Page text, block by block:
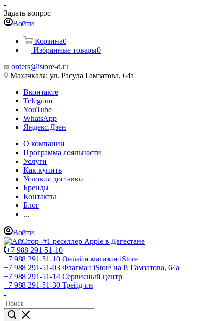
Задать вопрос
Войти
Корзина0
Избранные товары0
orders@istore-d.ru
Махачкала: ул. Расула Гамзатова, 64а
Вконтакте
Telegram
YouTube
WhatsApp
Яндекс.Дзен
О компании
Программа лояльности
Услуги
Как купить
Условия доставки
Бренды
Контакты
Блог
...
Войти
+7 988 291-51-10
+7 988 291-51-10 Онлайн-магазин iStore
+7 988 291-51-03 Флагман iStore на Р. Гамзатова, 64а
+7 988 291-51-14 Сервисный центр
+7 988 291-51-30 Трейд-ин